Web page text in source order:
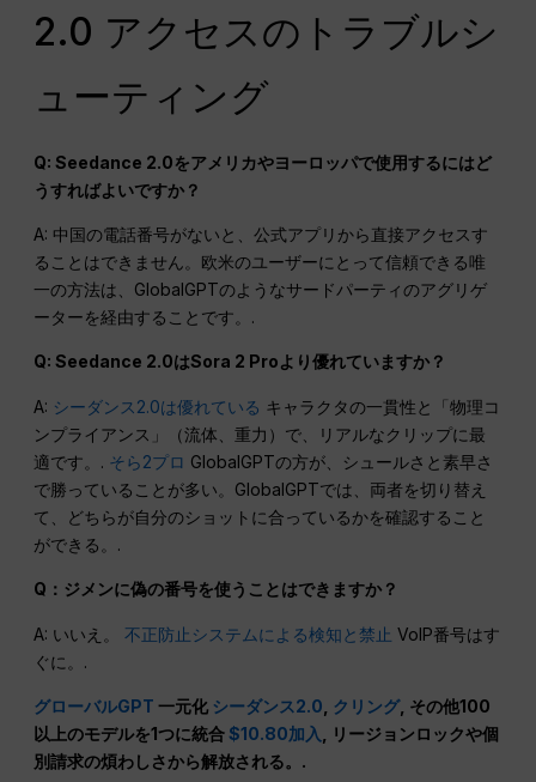
2.0 アクセスのトラブルシ
ューティング
Q: Seedance 2.0をアメリカやヨーロッパで使用するにはど
うすればよいですか？
A: 中国の電話番号がないと、公式アプリから直接アクセスす
ることはできません。欧米のユーザーにとって信頼できる唯
一の方法は、GlobalGPTのようなサードパーティのアグリゲ
ーターを経由することです。.
Q: Seedance 2.0はSora 2 Proより優れていますか？
A: シーダンス2.0は優れている キャラクタの一貫性と「物理コ
ンプライアンス」（流体、重力）で、リアルなクリップに最
適です。. そら2プロ GlobalGPTの方が、シュールさと素早さ
で勝っていることが多い。GlobalGPTでは、両者を切り替え
て、どちらが自分のショットに合っているかを確認すること
ができる。.
Q：ジメンに偽の番号を使うことはできますか？
A: いいえ。不正防止システムによる検知と禁止 VoIP番号はす
ぐに。.
グローバルGPT 一元化 シーダンス2.0 クリング, その他100
以上のモデルを1つに統合$10.80加入
, リージョンロックや個
別請求の煩わしさから解放される。.